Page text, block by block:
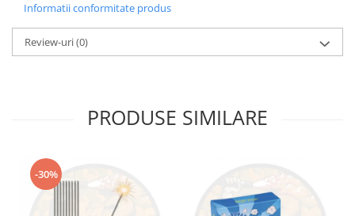
Informatii conformitate produs
Review-uri(0)
PRODUSE SIMILARE
-30%